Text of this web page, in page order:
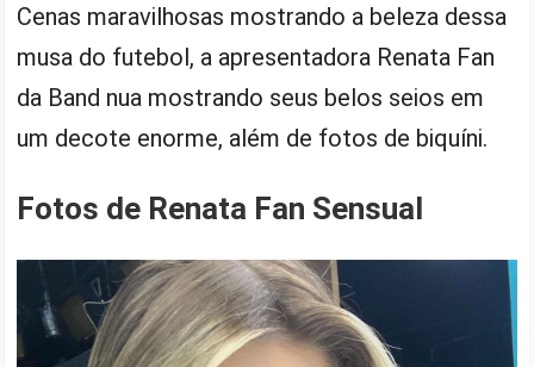
Cenas maravilhosas mostrando a beleza dessa
musa do futebol, a apresentadora Renata Fan
da Band nua mostrando seus belos seios em
um decote enorme, além de fotos de biquíni.
Fotos de Renata Fan Sensual